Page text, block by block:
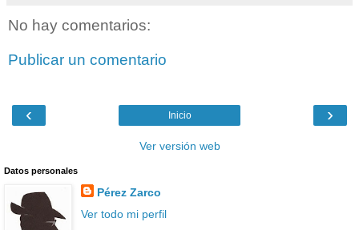
No hay comentarios:
Publicar un comentario
‹ ›
Inicio
Ver versión web
Datos personales
Pérez Zarco
Ver todo mi perfil